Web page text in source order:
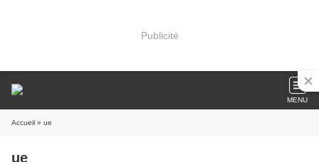
Publicité
MENU
Accueil » ue
ue